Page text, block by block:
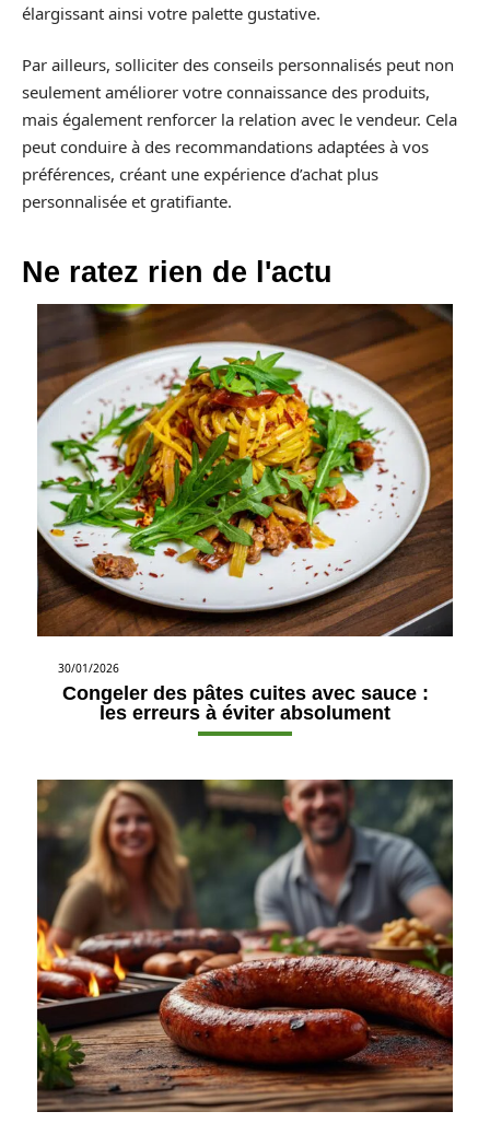
élargissant ainsi votre palette gustative.
Par ailleurs, solliciter des conseils personnalisés peut non
seulement améliorer votre connaissance des produits,
mais également renforcer la relation avec le vendeur. Cela
peut conduire à des recommandations adaptées à vos
préférences, créant une expérience d’achat plus
personnalisée et gratifiante.
Ne ratez rien de l'actu
30/01/2026
Congeler des pâtes cuites avec sauce :
les erreurs à éviter absolument